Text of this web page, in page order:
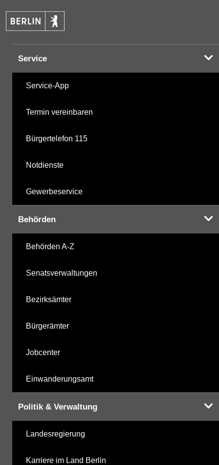
Service
Service-App
Termin vereinbaren
Bürgertelefon 115
Notdienste
Gewerbeservice
Behörden
Behörden A-Z
Senatsverwaltungen
Bezirksämter
Bürgerämter
Jobcenter
Einwanderungsamt
Politik & Verwaltung
Landesregierung
Karriere im Land Berlin